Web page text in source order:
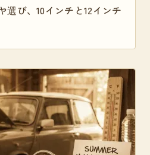
選び、10インチと12インチ